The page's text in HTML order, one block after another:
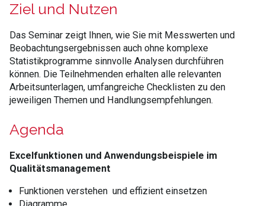
Ziel und Nutzen
Das Seminar zeigt Ihnen, wie Sie mit Messwerten und
Beobachtungsergebnissen auch ohne komplexe
Statistikprogramme sinnvolle Analysen durchführen
können. Die Teilnehmenden erhalten alle relevanten
Arbeitsunterlagen, umfangreiche Checklisten zu den
jeweiligen Themen und Handlungsempfehlungen.
Agenda
Excelfunktionen und Anwendungsbeispiele im
Qualitätsmanagement
Funktionen verstehen und effizient einsetzen